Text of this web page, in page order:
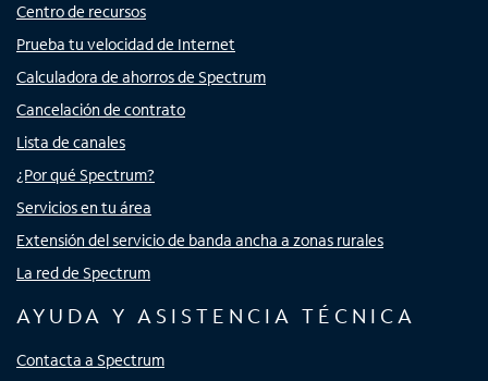
Centro de recursos
Prueba tu velocidad de Internet
Calculadora de ahorros de Spectrum
Cancelación de contrato
Lista de canales
¿Por qué Spectrum?
Servicios en tu área
Extensión del servicio de banda ancha a zonas rurales
La red de Spectrum
AYUDA Y ASISTENCIA TÉCNICA
Contacta a Spectrum